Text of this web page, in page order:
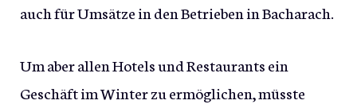
auch für Umsätze in den Betrieben in Bacharach.
Um aber allen Hotels und Restaurants ein
Geschäft im Winter zu ermöglichen, müsste